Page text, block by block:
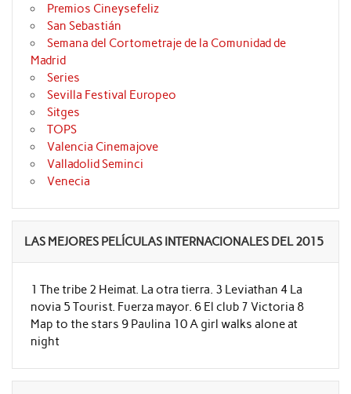
Premios Cineysefeliz
San Sebastián
Semana del Cortometraje de la Comunidad de
Madrid
Series
Sevilla Festival Europeo
Sitges
TOPS
Valencia Cinemajove
Valladolid Seminci
Venecia
LAS MEJORES PELÍCULAS INTERNACIONALES DEL 2015
1 The tribe 2 Heimat. La otra tierra. 3 Leviathan 4 La
novia 5 Tourist. Fuerza mayor. 6 El club 7 Victoria 8
Map to the stars 9 Paulina 10 A girl walks alone at
night